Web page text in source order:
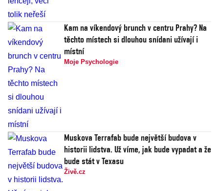
Kam na víkendový brunch v centru Prahy? Na
těchto místech si dlouhou snídani užívají i
místní
Moje Psychologie
Muskova Terrafab bude největší budova v
historii lidstva. Už víme, jak bude vypadat a že
bude stát v Texasu
Živě.cz